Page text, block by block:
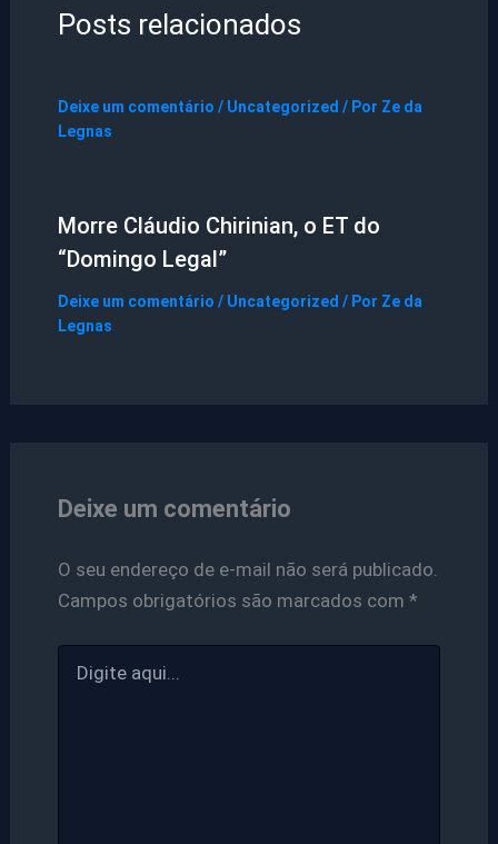
Posts relacionados
Deixe um comentário / Uncategorized / Por Ze da
Legnas
Morre Cláudio Chirinian, o ET do
“Domingo Legal”
Deixe um comentário / Uncategorized / Por Ze da
Legnas
Deixe um comentário
O seu endereço de e-mail não será publicado.
Campos obrigatórios são marcados com *
aqui...